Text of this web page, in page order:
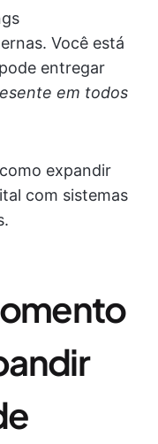
Você está
entregar
em todos
expandir
com sistemas